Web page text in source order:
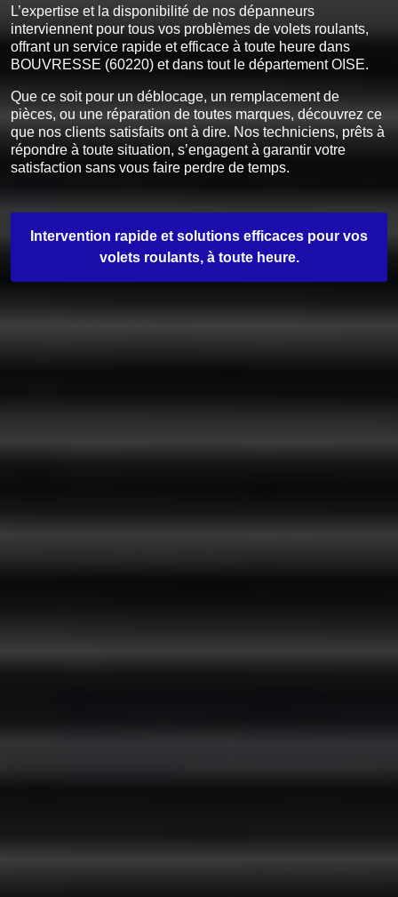
L’expertise et la disponibilité de nos dépanneurs
interviennent pour tous vos problèmes de volets roulants,
offrant un service rapide et efficace à toute heure dans
BOUVRESSE (60220) et dans tout le département OISE.
Que ce soit pour un déblocage, un remplacement de
pièces, ou une réparation de toutes marques, découvrez ce
que nos clients satisfaits ont à dire. Nos techniciens, prêts à
répondre à toute situation, s’engagent à garantir votre
satisfaction sans vous faire perdre de temps.
Intervention rapide et solutions efficaces pour vos
volets roulants, à toute heure.